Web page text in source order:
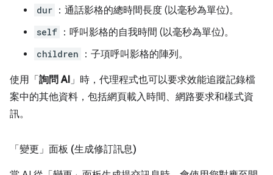
dur ：通話影格的總時間長度 (以毫秒為單位)。
self ：呼叫影格的自我時間 (以毫秒為單位)。
children ：子項呼叫影格的陣列。
使用「 詢問 AI」時，代理程式也可以要求效能追蹤記錄檔
案中的其他資料，包括網頁載入時間、網路要求和樣式資
訊。
「變更」面板 (生成修訂訊息)